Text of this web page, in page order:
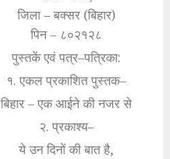
जिला – बक्सर (बिहार)
पिन – ८०२१२८
पुस्तकें एवं पत्र–पत्रिका:
१. एकल प्रकाशित पुस्तक–
बिहार – एक आईने की नजर से
२. प्रकाश्य–
ये उन दिनों की बात है,